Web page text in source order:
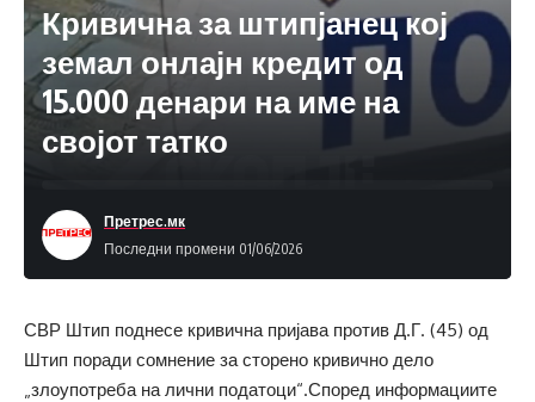
Кривична за штипјанец кој
земал онлајн кредит од
15.000 денари на име на
својот татко
Последни промени 01/06/2026
Претрес.мк
СВР Штип поднесе кривична пријава против Д.Г. (45) од
Штип поради сомнение за сторено кривично дело
„злоупотреба на лични податоци“.Според информациите